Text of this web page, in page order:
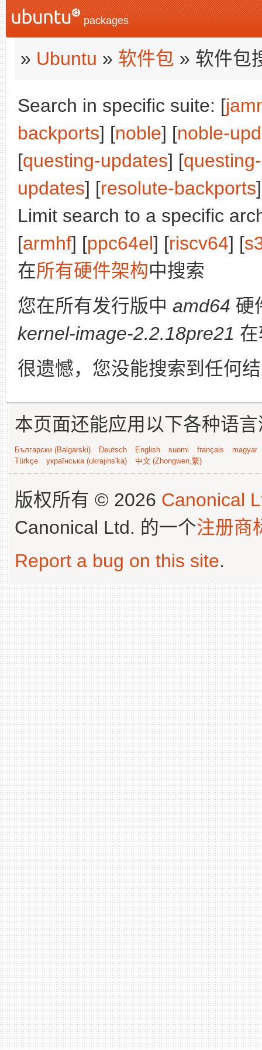
packages
» Ubuntu » 软件包 » 软件包
Search in specific suite: [
backports] [noble] [noble-
[questing-updates] [
updates] [resolute-backports
Limit search to a specific
[armhf] [ppc64el] [riscv64] [
在所有硬件架构中搜索
您在所有发行版中 amd64 硬
kernel-image-2.2.18pre21
很遗憾，您没能搜索到任何
本页面还能应用以下各种语
Български (Bəlgarski) Deutsch English suomi français
magyar
Türkçe
українська (ukrajins'ka) 中文 (Zhongwen,繁)
版权所有 © 2026 Canonical
Canonical Ltd. 的一个注册商
Report a bug on this site.